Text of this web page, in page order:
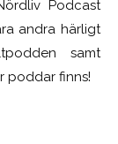
Podcast
andra härligt
samt
poddar finns!